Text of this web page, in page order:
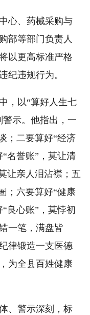
心、药械采购与
部等部门负责人
以更高标准严格
纪违规行为。
，以“算好人生七
示。他指出，一
；二要算好“经济
名誉账”，莫让清
让亲人泪沾襟；五
；六要算好“健康
良心账”，莫悖初
一笔，满盘皆
律锻造一支医德
为全县百姓健康
、警示深刻，标